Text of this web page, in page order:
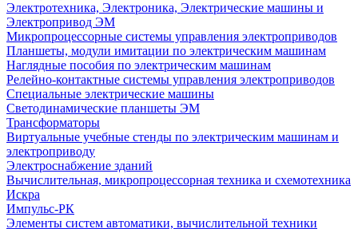
Электротехника, Электроника, Электрические машины и
Электропривод ЭМ
Микропроцессорные системы управления электроприводов
Планшеты, модули имитации по электрическим машинам
Наглядные пособия по электрическим машинам
Релейно-контактные системы управления электроприводов
Специальные электрические машины
Светодинамические планшеты ЭМ
Трансформаторы
Виртуальные учебные стенды по электрическим машинам и
электроприводу
Электроснабжение зданий
Вычислительная, микропроцессорная техника и схемотехника
Искра
Импульс-РК
Элементы систем автоматики, вычислительной техники